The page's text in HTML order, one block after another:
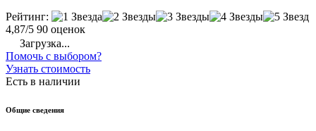
Рейтинг:
4,87/5 90 оценок
Загрузка...
Помочь с выбором?
Узнать стоимость
Есть в наличии
Общие сведения